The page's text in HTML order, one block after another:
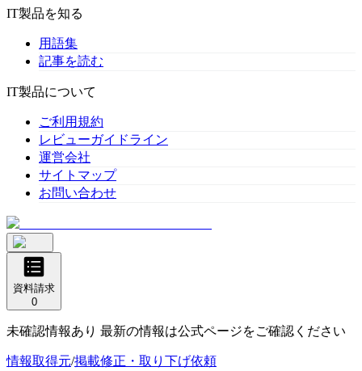
IT製品を知る
用語集
記事を読む
IT製品について
ご利用規約
レビューガイドライン
運営会社
サイトマップ
お問い合わせ
資料請求
0
未確認情報あり 最新の情報は公式ページをご確認ください
情報取得元/掲載修正・取り下げ依頼